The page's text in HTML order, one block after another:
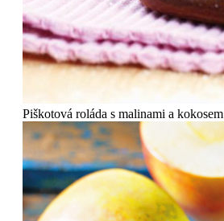
Piškotová roláda s malinami a kokosem